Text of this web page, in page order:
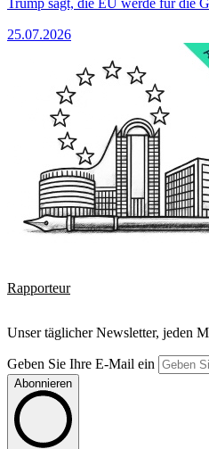
25.07.2026
Rapporteur
Unser täglicher Newsletter, jeden
Geben Sie Ihre E-Mail ein
Abonnieren